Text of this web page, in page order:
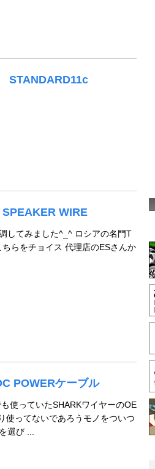
STANDARD11c
WIRE
してみました^_^ ロシアの名門T
らをチョイス 代理店のESさんか
POWERケーブル
使っていたSHARKワイヤーのOE
使ってないであろうモノをついつ
選び ...